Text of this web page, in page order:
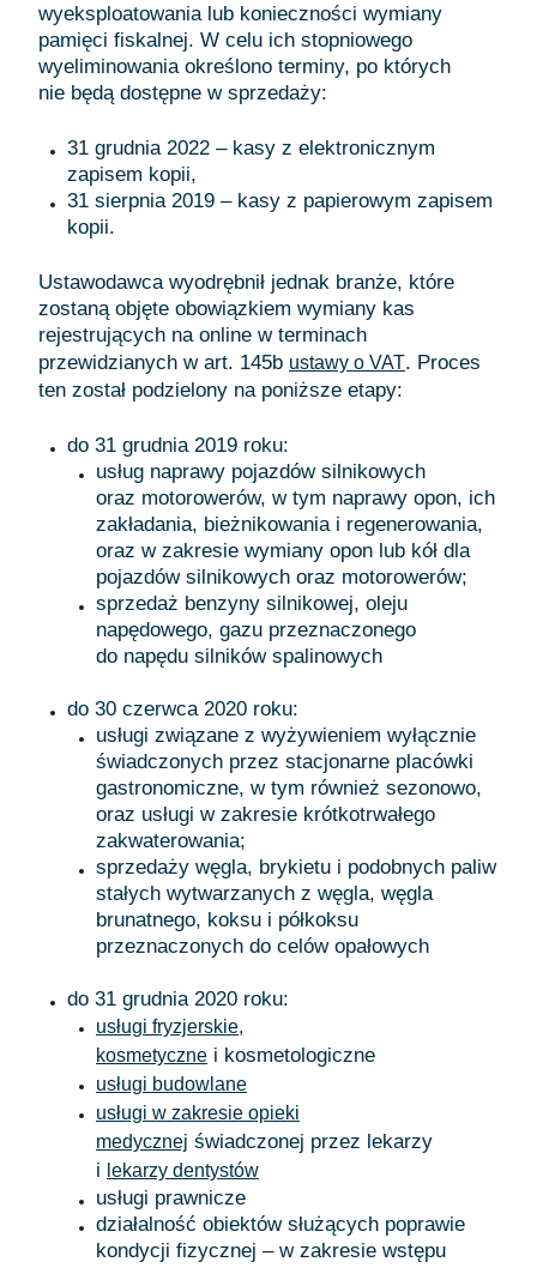
wyeksploatowania lub konieczności wymiany
pamięci fiskalnej. W celu ich stopniowego
wyeliminowania określono terminy, po których
nie będą dostępne w sprzedaży:
31 grudnia 2022 – kasy z elektronicznym
zapisem kopii,
31 sierpnia 2019 – kasy z papierowym zapisem
kopii.
Ustawodawca wyodrębnił jednak branże, które
zostaną objęte obowiązkiem wymiany kas
rejestrujących na online w terminach
przewidzianych w art. 145b ustawy o VAT. Proces
ten został podzielony na poniższe etapy:
do 31 grudnia 2019 roku:
usług naprawy pojazdów silnikowych
oraz motorowerów, w tym naprawy opon, ich
zakładania, bieżnikowania i regenerowania,
oraz w zakresie wymiany opon lub kół dla
pojazdów silnikowych oraz motorowerów;
sprzedaż benzyny silnikowej, oleju
napędowego, gazu przeznaczonego
do napędu silników spalinowych
do 30 czerwca 2020 roku:
usługi związane z wyżywieniem wyłącznie
świadczonych przez stacjonarne placówki
gastronomiczne, w tym również sezonowo,
oraz usługi w zakresie krótkotrwałego
zakwaterowania;
sprzedaży węgla, brykietu i podobnych paliw
stałych wytwarzanych z węgla, węgla
brunatnego, koksu i półkoksu
przeznaczonych do celów opałowych
do 31 grudnia 2020 roku:
usługi fryzjerskie,
kosmetyczne i kosmetologiczne
usługi budowlane
usługi w zakresie opieki
medycznej świadczonej przez lekarzy
i lekarzy dentystów
usługi prawnicze
działalność obiektów służących poprawie
kondycji fizycznej – w zakresie wstępu